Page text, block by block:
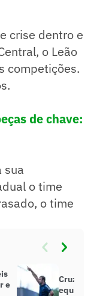
crise dentro e
o Leão
competições.
de chave:
sua
o time
o time
e
Cruzeiro
equipe que